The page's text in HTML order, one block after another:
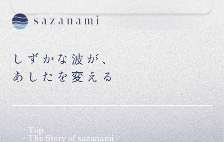
しずかな波が、
あしたを変える
Top
The Story of sazanami